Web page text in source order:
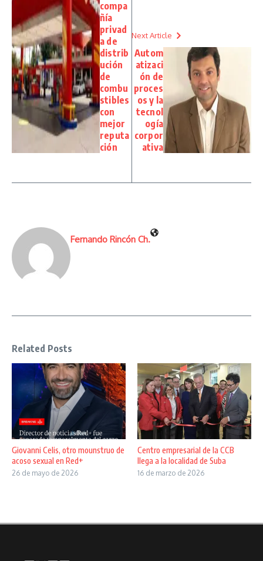
compa
ñía
privad
a de
distrib
ución
de
combu
stibles
con
mejor
reputa
ción
Next Article
Autom
atizaci
ón de
proces
os y la
tecnol
ogía
corpor
ativa
Fernando Rincón Ch.
Related Posts
Giovanni Celis, otro mounstruo de
acoso sexual en Red+
26 de mayo de 2026
Centro empresarial de la CCB
llega a la localidad de Suba
16 de marzo de 2026